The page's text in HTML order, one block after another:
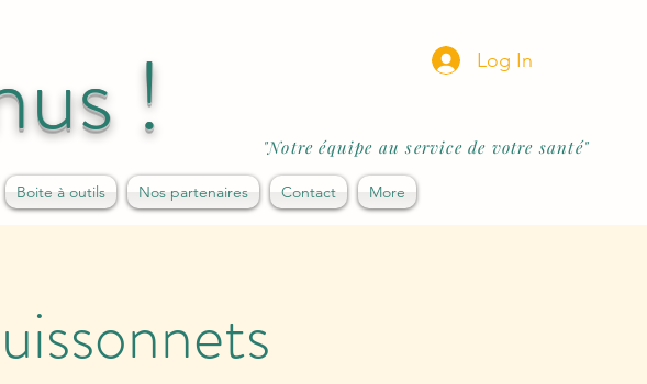
"Notre équipe au service de votre santé"
Boite à outils Nos partenaires Contact More
Log In
!